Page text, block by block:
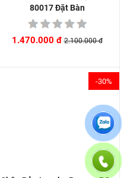
80017 Đặt Bàn
1.470.000 đ 2.100.000 đ
-30%